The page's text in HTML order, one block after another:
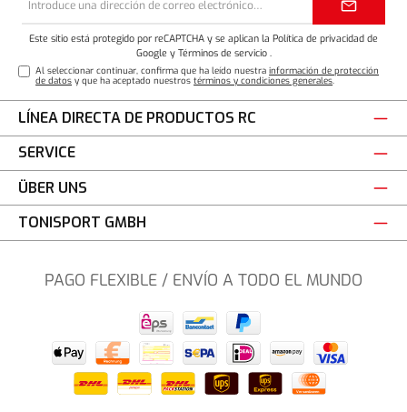
de
electrónico*
Este sitio está protegido por reCAPTCHA y se aplican la Política de privacidad de
Google y Términos de servicio.
Al seleccionar continuar, confirma que ha leído nuestrainformación de protección
de datos y que ha aceptado nuestrostérminos y condiciones generales.
LÍNEA DIRECTA DE PRODUCTOS RC
SERVICE
ÜBER UNS
TONISPORT GMBH
PAGO FLEXIBLE / ENVÍO A TODO EL MUNDO